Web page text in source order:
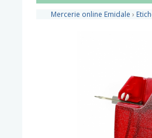
Mercerie online Emidale ›